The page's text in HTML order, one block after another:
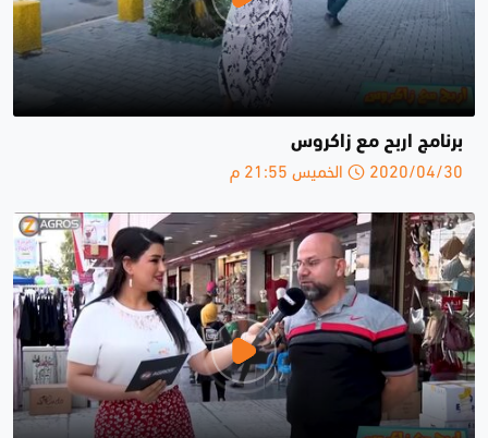
برنامج اربح مع زاكروس
2020/04/30 الخميس 21:55 م